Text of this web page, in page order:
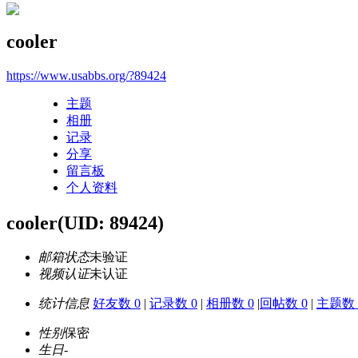
cooler
https://www.usabbs.org/?89424
主题
相册
记录
分享
留言板
个人资料
cooler(UID: 89424)
邮箱状态未验证
视频认证未认证
统计信息 好友数 0 | 记录数 0 | 相册数 0 |回帖数 0 | 主题数
性别保密
生日-